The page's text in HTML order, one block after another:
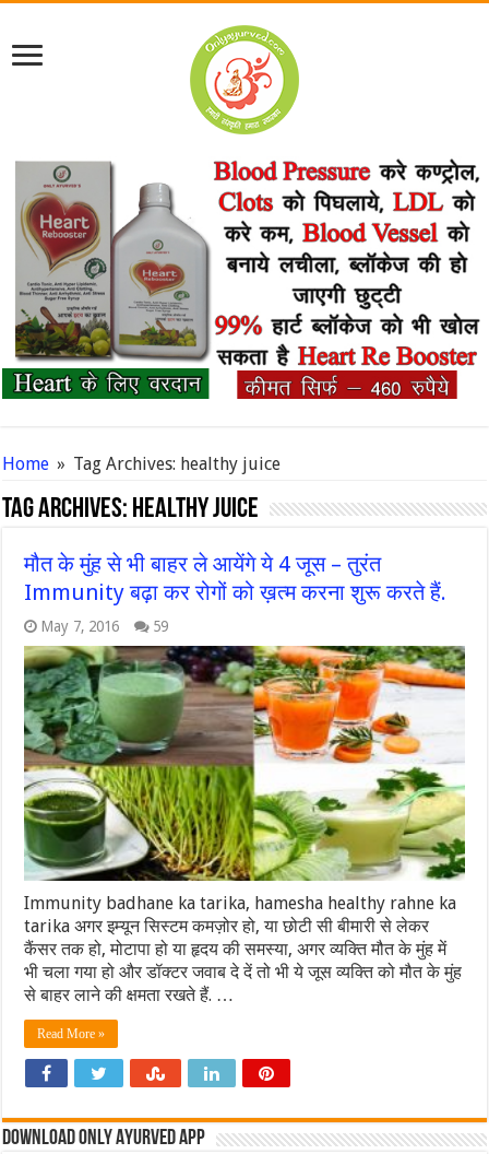
Home » Tag Archives: healthy juice
Tag Archives: healthy juice
मौत के मुंह से भी बाहर ले आयेंगे ये 4 जूस – तुरंत
Immunity बढ़ा कर रोगों को ख़त्म करना शुरू करते हैं.
May 7, 2016 59
Immunity badhane ka tarika, hamesha healthy rahne ka
tarika अगर इम्यून सिस्टम कमज़ोर हो, या छोटी सी बीमारी से लेकर
कैंसर तक हो, मोटापा हो या हृदय की समस्या, अगर व्यक्ति मौत के मुंह में
भी चला गया हो और डॉक्टर जवाब दे दें तो भी ये जूस व्यक्ति को मौत के मुंह
से बाहर लाने की क्षमता रखते हैं. …
Read More »
Download Only Ayurved App